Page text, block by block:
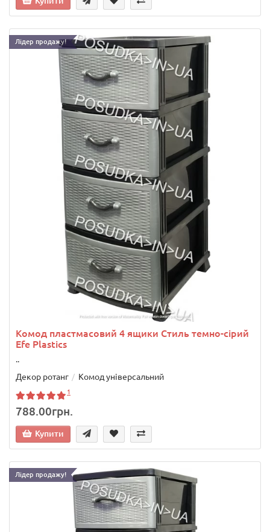
Лідер продажу!
Комод пластмасовий 4 ящики Стиль темно-сірий
Efe Plastics
..
Декор ротанг
Комод універсальний
1
788.00грн.
Купити
Лідер продажу!